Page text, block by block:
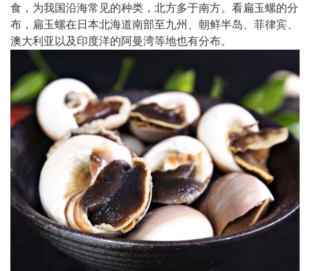
食，为我国沿海常见的种类，北方多于南方。看扁玉螺的分
布，扁玉螺在日本北海道南部至九州、朝鲜半岛、菲律宾、
澳大利亚以及印度洋的阿曼湾等地也有分布。